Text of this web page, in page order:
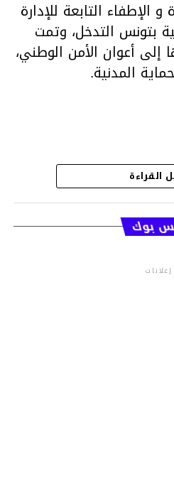
التابعة للإدارة
بتونس التدخل، وتمت
إلى أعوان الأمن الوطني،
المدنية.
القراءة
بوك
إعلانات